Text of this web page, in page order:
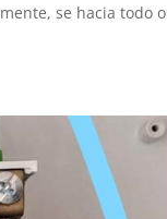
se hacia todo o